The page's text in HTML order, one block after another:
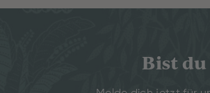
Bist du